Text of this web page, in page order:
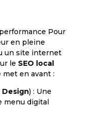
Pour
en pleine
un site internet
le SEO local
met en avant :
Design) : Une
menu digital